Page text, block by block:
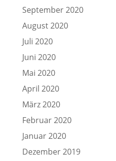
September 2020
August 2020
Juli 2020
Juni 2020
Mai 2020
April 2020
März 2020
Februar 2020
Januar 2020
Dezember 2019